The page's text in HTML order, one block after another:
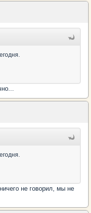
не говорил, мы не